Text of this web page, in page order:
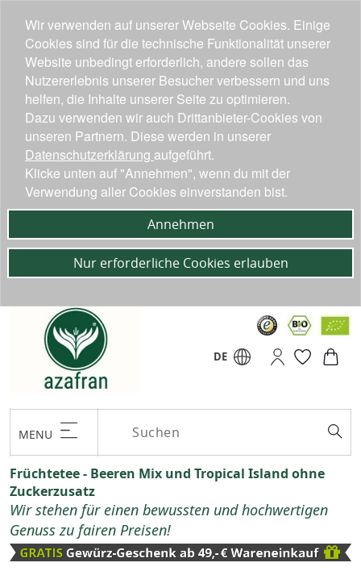
DE
MENU
Früchtetee - Beeren Mix und Tropical Island ohne
Zuckerzusatz
Wir stehen für einen bewussten und hochwertigen
Genuss zu fairen Preisen!
Wir verwenden auf unserer Webseite Cookies. Einige
Cookies sind für die technische Funktionalität unserer
Website unbedingt erforderlich, andere sollen das
Nutzererlebnis unserer Besucher verbessern und uns
helfen, die Inhalte unserer Seite zu optimieren.
Dazu verwenden wir auch Drittanbieter-Cookies von
unseren Partnern. Diese werden in unserer
Datenschutzerklärung aufgeführt.
Klicke unten auf "Annehmen", wenn du mit der
Verwendung aller Cookies einverstanden bist.
Annehmen
Nur erforderliche Cookies erlauben